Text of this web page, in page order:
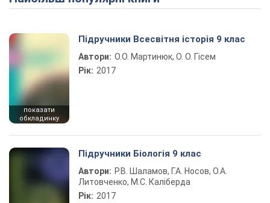
показати
обкладинку
Підручники Всесвітня історія 9 клас
Автори: О.О. Мартинюк, О. О. Гісем
Рік: 2017
Підручники Біологія 9 клас
Автори: Р.В. Шаламов, Г.А. Носов, О.А.
Литовченко, М.С. Каліберда
Рік: 2017